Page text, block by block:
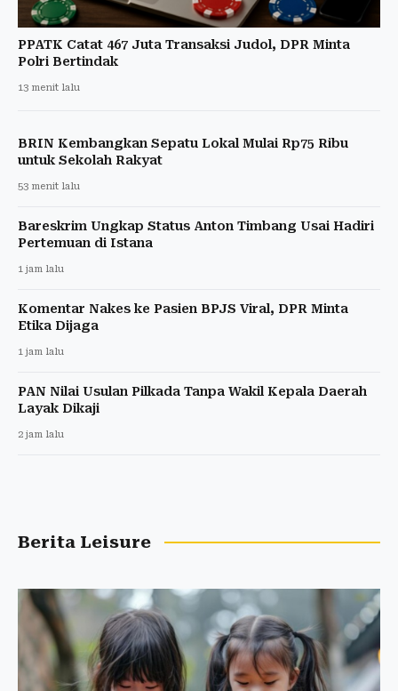
PPATK Catat 467 Juta Transaksi Judol, DPR Minta
Polri Bertindak
13 menit lalu
BRIN Kembangkan Sepatu Lokal Mulai Rp75 Ribu
untuk Sekolah Rakyat
53 menit lalu
Bareskrim Ungkap Status Anton Timbang Usai Hadiri
Pertemuan di Istana
1 jam lalu
Komentar Nakes ke Pasien BPJS Viral, DPR Minta
Etika Dijaga
1 jam lalu
PAN Nilai Usulan Pilkada Tanpa Wakil Kepala Daerah
Layak Dikaji
2 jam lalu
Berita Leisure